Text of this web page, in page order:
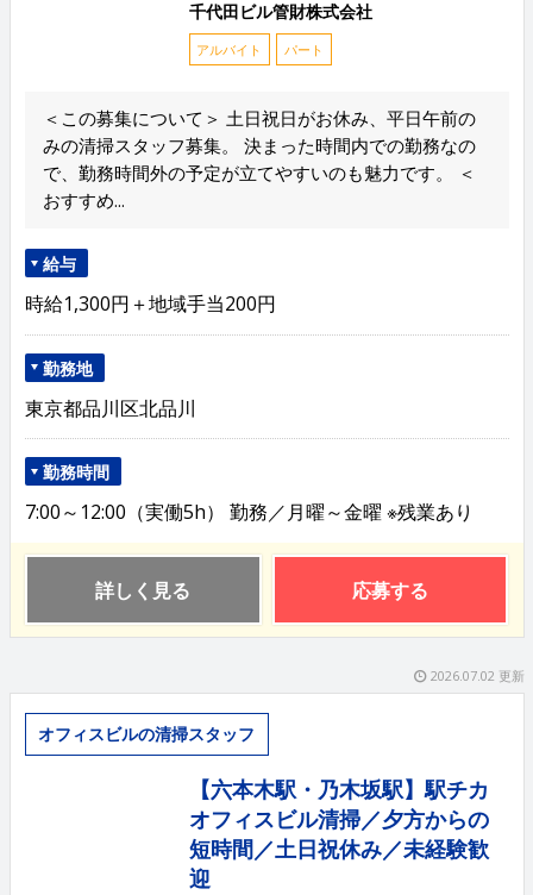
千代田ビル管財株式会社
アルバイト パート
＜この募集について＞ 土日祝日がお休み、平日午前の
みの清掃スタッフ募集。 決まった時間内での勤務なの
で、勤務時間外の予定が立てやすいのも魅力です。 ＜
おすすめ...
給与
時給1,300円＋地域手当200円
勤務地
東京都品川区北品川
勤務時間
7:00～12:00（実働5h） 勤務／月曜～金曜 ※残業あり
詳しく見る 応募する
2026.07.02 更新
オフィスビルの清掃スタッフ
【六本木駅・乃木坂駅】駅チカ
オフィスビル清掃／夕方からの
短時間／土日祝休み／未経験歓
迎